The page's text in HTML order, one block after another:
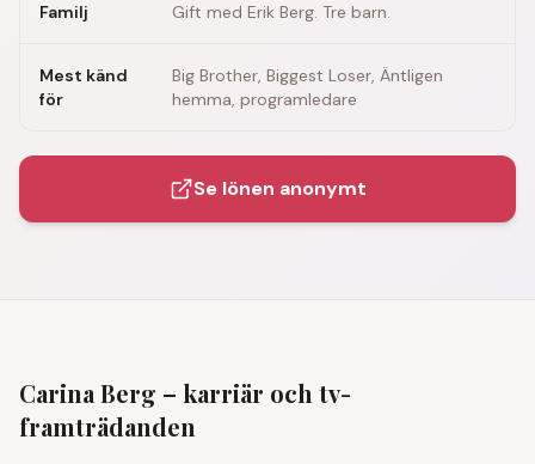
Familj Gift med Erik Berg. Tre barn.
Mest känd
för
Big Brother, Biggest Loser, Äntligen
hemma, programledare
Se lönen anonymt
Carina Berg – karriär och tv-
framträdanden